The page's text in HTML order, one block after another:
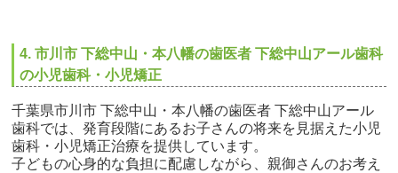
4. 市川市 下総中山・本八幡の歯医者 下総中山アール歯科
の小児歯科・小児矯正
千葉県市川市 下総中山・本八幡の歯医者 下総中山アール
歯科では、発育段階にあるお子さんの将来を見据えた小児
歯科・小児矯正治療を提供しています。
子どもの心身的な負担に配慮しながら、親御さんのお考え